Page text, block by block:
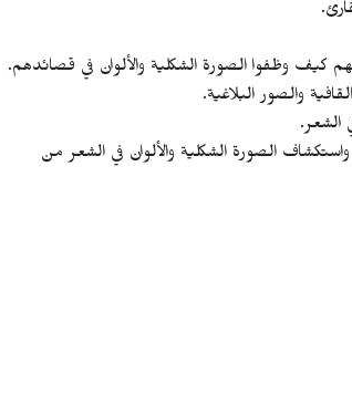
كيف وظفوا الصورة الشكلية والألوان في قصائدهم.
والصور البلاغية.
الشعر.
الصورة الشكلية والألوان في الشعر من